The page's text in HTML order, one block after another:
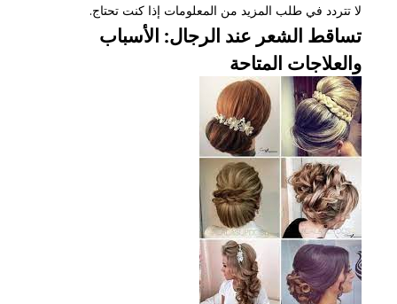
لا تتردد في طلب المزيد من المعلومات إذا كنت تحتاج.
تساقط الشعر عند الرجال: الأسباب
والعلاجات المتاحة